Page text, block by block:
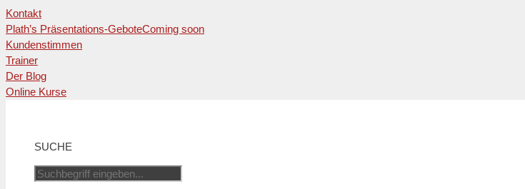
Kontakt
Plath’s Präsentations-GeboteComing soon
Kundenstimmen
Trainer
Der Blog
Online Kurse
SUCHE